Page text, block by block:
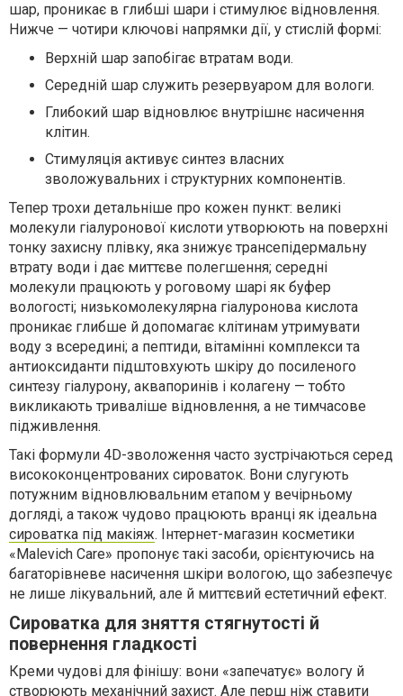
шар, проникає в глибші шари і стимулює відновлення.
Нижче — чотири ключові напрямки дії, у стислій формі:
Верхній шар запобігає втратам води.
Середній шар служить резервуаром для вологи.
Глибокий шар відновлює внутрішнє насичення
клітин.
Стимуляція активує синтез власних
зволожувальних і структурних компонентів.
Тепер трохи детальніше про кожен пункт: великі
молекули гіалуронової кислоти утворюють на поверхні
тонку захисну плівку, яка знижує трансепідермальну
втрату води і дає миттєве полегшення; середні
молекули працюють у роговому шарі як буфер
вологості; низькомолекулярна гіалуронова кислота
проникає глибше й допомагає клітинам утримувати
воду з всередині; а пептиди, вітамінні комплекси та
антиоксиданти підштовхують шкіру до посиленого
синтезу гіалурону, аквапоринів і колагену — тобто
викликають триваліше відновлення, а не тимчасове
підживлення.
Такі формули 4D-зволоження часто зустрічаються серед
висококонцентрованих сироваток. Вони слугують
потужним відновлювальним етапом у вечірньому
догляді, а також чудово працюють вранці як ідеальна
сироватка під макіяж. Інтернет-магазин косметики
«Malevich Care» пропонує такі засоби, орієнтуючись на
багаторівневе насичення шкіри вологою, що забезпечує
не лише лікувальний, але й миттєвий естетичний ефект.
Сироватка для зняття стягнутості й
повернення гладкості
Креми чудові для фінішу: вони «запечатує» вологу й
створюють механічний захист. Але перш ніж ставити